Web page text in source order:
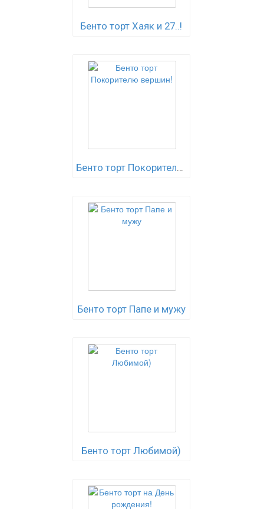
Бенто торт Хаяк и 27..!
Бенто торт Покорителю вершин!
Бенто торт Папе и мужу
Бенто торт Любимой)